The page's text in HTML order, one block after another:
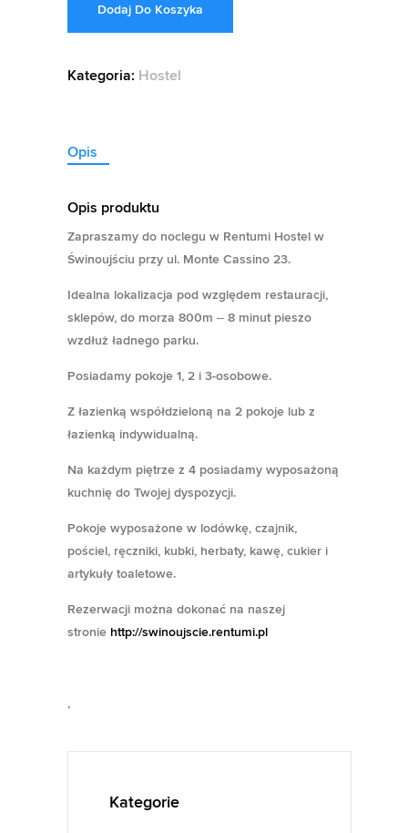
Dodaj Do Koszyka
Kategoria: Hostel
Opis
Opis produktu
Zapraszamy do noclegu w Rentumi Hostel w
Świnoujściu przy ul. Monte Cassino 23.
Idealna lokalizacja pod względem restauracji,
sklepów, do morza 800m – 8 minut pieszo
wzdłuż ładnego parku.
Posiadamy pokoje 1, 2 i 3-osobowe.
Z łazienką współdzieloną na 2 pokoje lub z
łazienką indywidualną.
Na każdym piętrze z 4 posiadamy wyposażoną
kuchnię do Twojej dyspozycji.
Pokoje wyposażone w lodówkę, czajnik,
pościel, ręczniki, kubki, herbaty, kawę, cukier i
artykuły toaletowe.
Rezerwacji można dokonać na naszej
stronie http://swinoujscie.rentumi.pl
,
Kategorie